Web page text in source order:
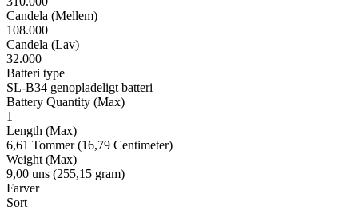
Candela (Mellem)
108.000
Candela (Lav)
32.000
Batteri type
SL-B34 genopladeligt batteri
Battery Quantity (Max)
1
Length (Max)
6,61 Tommer (16,79 Centimeter)
Weight (Max)
9,00 uns (255,15 gram)
Farver
Sort